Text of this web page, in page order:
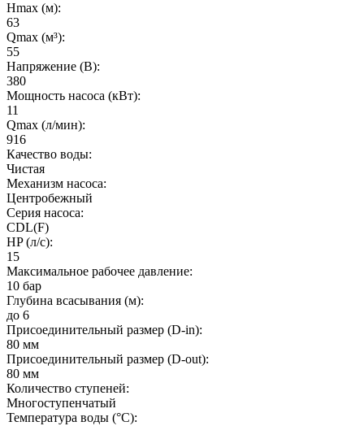
Hmax (м):
63
Qmax (м³):
55
Напряжение (В):
380
Мощность насоса (кВт):
11
Qmax (л/мин):
916
Качество воды:
Чистая
Механизм насоса:
Центробежный
Серия насоса:
CDL(F)
HP (л/с):
15
Максимальное рабочее давление:
10 бар
Глубина всасывания (м):
до 6
Присоединительный размер (D-in):
80 мм
Присоединительный размер (D-out):
80 мм
Количество ступеней:
Многоступенчатый
Температура воды (°C):